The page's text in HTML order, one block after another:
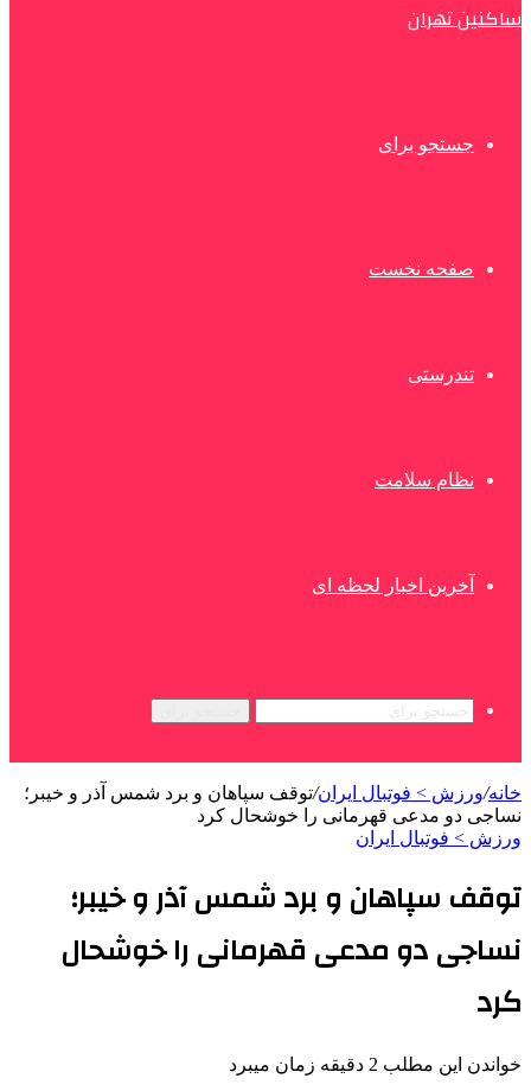
ساکنین تهران
جستجو برای
صفحه نخست
تندرستی
نظام سلامت
آخرین اخبار لحظه ای
خانه/ورزش > فوتبال ایران/توقف سپاهان و برد شمس آذر و خیبر؛
نساجی دو مدعی قهرمانی را خوشحال کرد
ورزش > فوتبال ایران
توقف سپاهان و برد شمس آذر و خیبر؛
نساجی دو مدعی قهرمانی را خوشحال
کرد
خواندن این مطلب 2 دقیقه زمان میبرد